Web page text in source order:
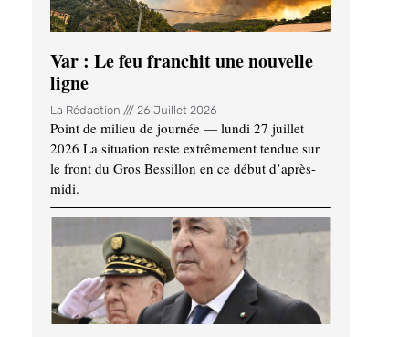
Var : Le feu franchit une nouvelle
ligne
La Rédaction 26 Juillet 2026
Point de milieu de journée — lundi 27 juillet
2026 La situation reste extrêmement tendue sur
le front du Gros Bessillon en ce début d’après-
midi.